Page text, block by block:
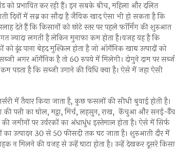
को प्रभावित कर रही हैं। इन सबके बीच, महिला और दलित
में सब्र का सौदा है जैविक खाद ऐसा भी हो सकता है कि
देते हैं कि किसानों को छोटे स्तर पर पहले फॉर्मिंग की शुरुआत
ज्यादा लगती है लेकिन मुनाफा कम होता है।वजह यह है कि
ढूंढ पाना बेहद मुश्किल होता है जो ऑर्गेनिक खाद्य उत्पादों को
अगर ऑर्गेनिक है तो 60 रुपये में मिलेगी। दोगुने दाम पर
पड़ता है कि सब्जी उगाने की विधि क्या है। ऐसे में जहा ऐसी
में तैयार किया जाता है, कुछ फसलों की सीधी बुवाई होती है।
की पत्ती का घोल, मट्ठा, मिर्च, लहसुन, राख, केंचुआ और सनई-
जमीनों पर उर्वरकों का अंधाधुंध इस्तेमाल होता है। ऐसे में सिर्फ
का उत्पादन 30 से 50 फीसदी तक घट जाता है। शुरुआती दौर में
न मिलने की वजह से उन्हें घाटा होता है। उन्हें देखकर दूसरे